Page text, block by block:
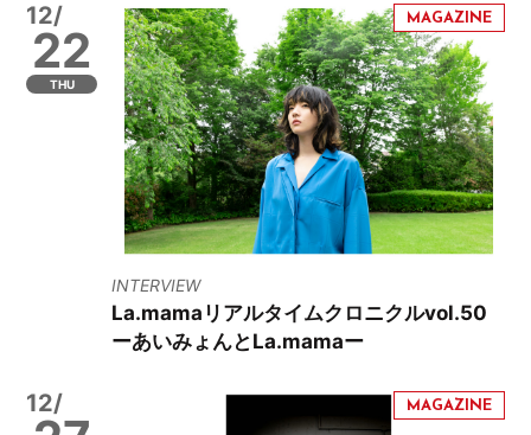
12/
22
THU
INTERVIEW
La.mamaリアルタイムクロニクルvol.50
ーあいみょんとLa.mamaー
12/